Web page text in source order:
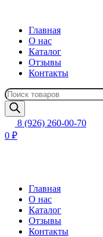
Главная
О нас
Каталог
Отзывы
Контакты
Поиск
товаров
8 (926) 260-00-70
0 ₽
Главная
О нас
Каталог
Отзывы
Контакты